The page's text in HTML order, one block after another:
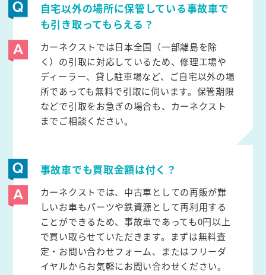
自宅以外の場所に保管している事故車で
も引き取ってもらえる？
カーネクストでは日本全国（一部離島を除
く）の引取に対応しているため、修理工場や
ディーラー、貸し駐車場など、ご自宅以外の場
所であっても無料で引取に伺います。保管期限
などで引取をお急ぎの場合も、カーネクスト
までご相談ください。
事故車でも買取金額は付く？
カーネクストでは、中古車としての再販が難
しいお車もパーツや鉄資源として再利用する
ことができるため、事故車であっても0円以上
で買い取らせていただきます。まずは無料査
定・お問い合わせフォーム、またはフリーダ
イヤルからお気軽にお問い合わせください。